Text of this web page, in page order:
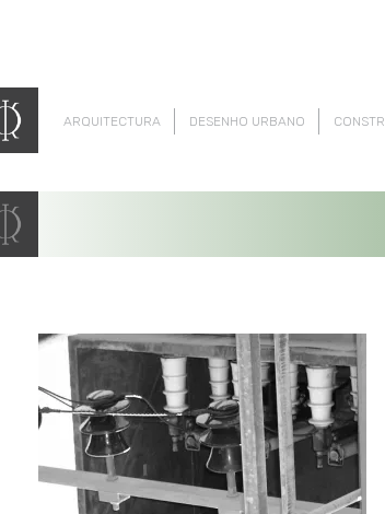
ARQUITECTURA DESENHO URBANO